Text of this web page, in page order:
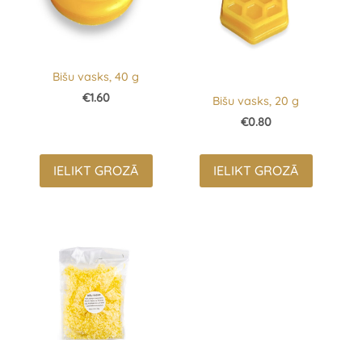
Bišu vasks, 40 g
€1.60
IELIKT GROZĀ
Bišu vasks, 20 g
€0.80
IELIKT GROZĀ